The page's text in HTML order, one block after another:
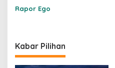
Rapor Ego
Kabar Pilihan